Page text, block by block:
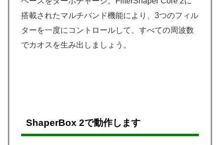
搭載されたマルチバンド機能により、3つのフィル
ターを一度にコントロールして、すべての周波数
でカオスを生み出しましょう。
ShaperBox 2で動作します